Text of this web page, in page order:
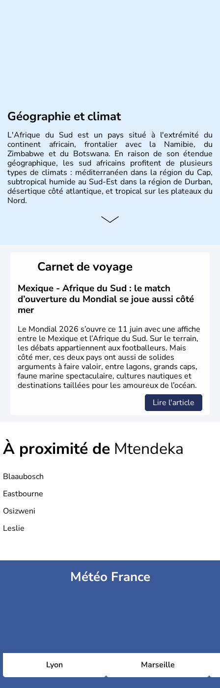
Géographie et climat
L'Afrique du Sud est un pays situé à l'extrémité du
continent africain, frontalier avec la Namibie, du
Zimbabwe et du Botswana. En raison de son étendue
géographique, les sud africains profitent de plusieurs
types de climats : méditerranéen dans la région du Cap,
subtropical humide au Sud-Est dans la région de Durban,
désertique côté atlantique, et tropical sur les plateaux du
Nord.
Histoire et administration
Mandela. Sa capitale administrative est aujourd'hui
Pretoria. L'Afrique du Sud est riche en ressources
minières, notamment avec l'or et le charbon.
Carnet de voyage
Mexique - Afrique du Sud : le match
d’ouverture du Mondial se joue aussi côté
mer
Le Mondial 2026 s’ouvre ce 11 juin avec une affiche
entre le Mexique et l’Afrique du Sud. Sur le terrain,
les débats appartiennent aux footballeurs. Mais
côté mer, ces deux pays ont aussi de solides
arguments à faire valoir, entre lagons, grands caps,
faune marine spectaculaire, cultures nautiques et
destinations taillées pour les amoureux de l’océan.
Lire l'article
À proximité de Mtendeka
Blaaubosch
Eastbourne
Osizweni
Leslie
Météo France
Lyon Marseille